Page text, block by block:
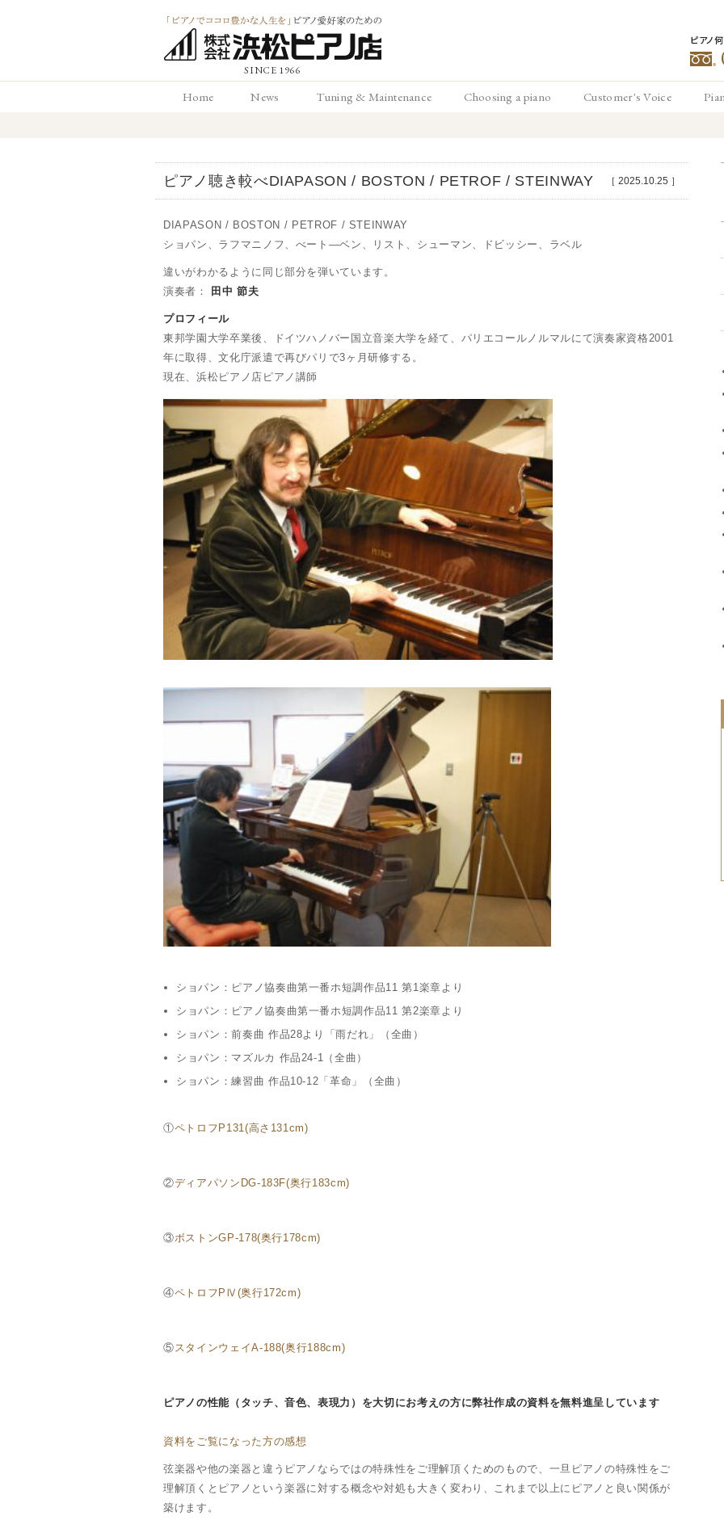
「ピアノでココロ豊
愛好家のための 浜松
ピアノ店
ピアノ
Home News Tuning & Maintenance Choosing a piano Customer's Voice
［ 2025.10.25 ］
ピアノ聴き較べDIAPASON / BOSTON / PETROF / STEINWAY
DIAPASON / BOSTON / PETROF / STEINWAY
ショパン、ラフマニノフ、べート―ベン、リスト、シューマン、ドビッシー、ラベル
違いがわかるように同じ部分を弾いています。
演奏者：
田中 節夫
プロフィール
東邦学園大学卒業後、ドイツハノバー国立音楽大学を経て、パリエコールノルマルにて演奏家資格2001
年に取得、文化庁派遣で再びパリで3ヶ月研修する。
現在、浜松ピアノ店ピアノ講師
ショパン：ピアノ協奏曲第一番ホ短調作品11 第1楽章より
ショパン：ピアノ協奏曲第一番ホ短調作品11 第2楽章より
ショパン：前奏曲 作品28より「雨だれ」（全曲）
ショパン：マズルカ 作品24-1（全曲）
ショパン：練習曲 作品10-12「革命」（全曲）
①ペトロフP131(高さ131cm)
②ディアパソンDG-183F(奥行183cm)
③ボストンGP-178(奥行178cm)
④ペトロフPⅣ(奥行172cm)
⑤スタインウェイA-188(奥行188cm)
ピアノの性能（タッチ、音色、表現力）を大切にお考えの方に弊社作成の資料を無料進呈しています
資料をご覧になった方の感想
弦楽器や他の楽器と違うピアノならではの特殊性をご理解頂くためのもので、一旦ピアノの特殊性をご
理解頂くとピアノという楽器に対する概念や対処も大きく変わり、これまで以上にピアノと良い関係が
築けます。